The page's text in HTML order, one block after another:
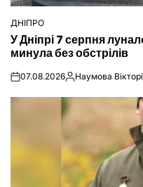
ОПУБЛІКУВАТИ
У
ДНІПРО
У Дніпрі 7 серпня
минула без обстрілів
on07.08.2026Опубліковано
Наумова